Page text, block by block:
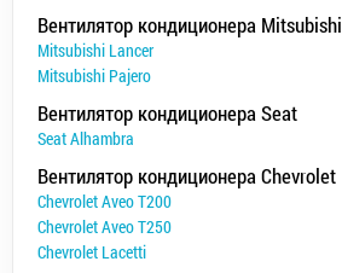
Вентилятор кондиционера Mitsubishi
Mitsubishi Lancer
Mitsubishi Pajero
Вентилятор кондиционера Seat
Seat Alhambra
Вентилятор кондиционера Chevrolet
Chevrolet Aveo T200
Chevrolet Aveo T250
Chevrolet Lacetti